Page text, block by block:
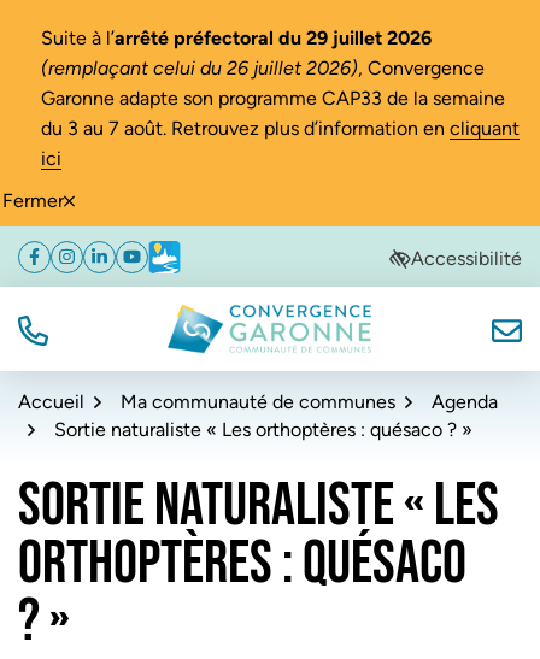
Fermer
Suite à l’arrêté préfectoral du 29 juillet 2026
(remplaçant celui du 26 juillet 2026), Convergence
Garonne adapte son programme CAP33 de la semaine
du 3 au 7 août. Retrouvez plus d’information en cliquant
ici
Aller
navigation
Aller
au
Aller
au
de
Facebook
(ouverture dans un nouvel onglet)
Instagram
(ouverture dans un nouvel onglet)
Linkedin
(ouverture dans un nouvel onglet)
YouTube
(ouverture dans un nouvel onglet)
Météo
(ouverture dans un nouvel onglet)Accessibilité
TÉL. Convergence Garonne
Accueil Ma communauté de communes
Agenda
Sortie naturaliste « Les orthoptères : quésaco ? »
SORTIE NATURALISTE « LES
ORTHOPTÈRES : QUÉSACO
? »